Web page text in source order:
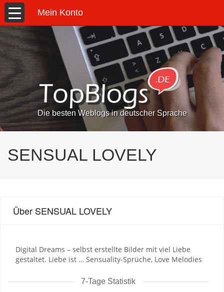
Mein Konto
Die besten Weblogs in deutscher Sprache
SENSUAL LOVELY
Über SENSUAL LOVELY
Digital Dreams – selbst erstellte Bilder mit viel Liebe
gestaltet. Liebe ist … Sensuality-Sprüche, Love Melodies
7-Tage Statistik